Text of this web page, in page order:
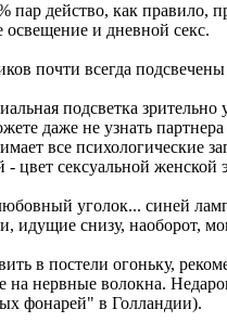
пар действо, как правило,
освещение и дневной секс.
почти всегда
подсветка
даже не узнать
все психологические
цвет сексуальной
уголок... синей
идущие снизу, наоборот,
в постели огоньку,
на нервные волокна.
фонарей" в Голландии).